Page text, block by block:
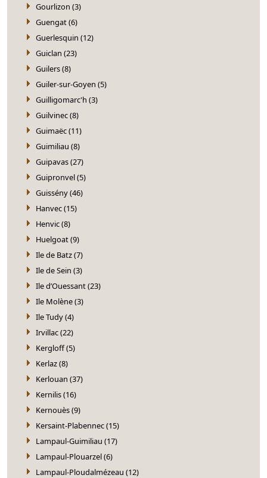
Gourlizon (3)
Guengat (6)
Guerlesquin (12)
Guiclan (23)
Guilers (8)
Guiler-sur-Goyen (5)
Guilligomarc'h (3)
Guilvinec (8)
Guimaëc (11)
Guimiliau (8)
Guipavas (27)
Guipronvel (5)
Guissény (46)
Hanvec (15)
Henvic (8)
Huelgoat (9)
Ile de Batz (7)
Ile de Sein (3)
Ile d’Ouessant (23)
Ile Molène (3)
Ile Tudy (4)
Irvillac (22)
Kergloff (5)
Kerlaz (8)
Kerlouan (37)
Kernilis (16)
Kernouès (9)
Kersaint-Plabennec (15)
Lampaul-Guimiliau (17)
Lampaul-Plouarzel (6)
Lampaul-Ploudalmézeau (12)